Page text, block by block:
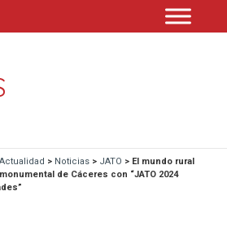
Actualidad > Noticias> JATO > El mundo rural
de Cáceres con “JATO 2024